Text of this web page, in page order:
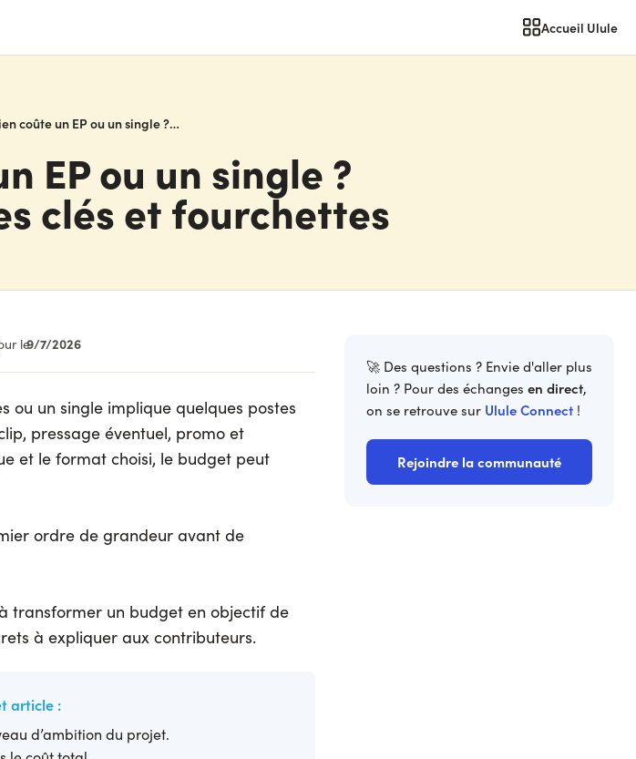
Accueil Ulule
Combien coûte un EP ou un single ? Budget type, postes clés et fourchettes
EP ou un single ?
clés et fourchettes
le9/7/2026
ou un single implique quelques postes
pressage éventuel, promo et
et le format choisi, le budget peut
ordre de grandeur avant de
transformer un budget en objectif de
à expliquer aux contributeurs.
article :
d’ambition du projet.
🚀 Des questions ? Envie d'aller plus
loin ? Pour des échanges en direct,
on se retrouve sur Ulule Connect !
Rejoindre la communauté